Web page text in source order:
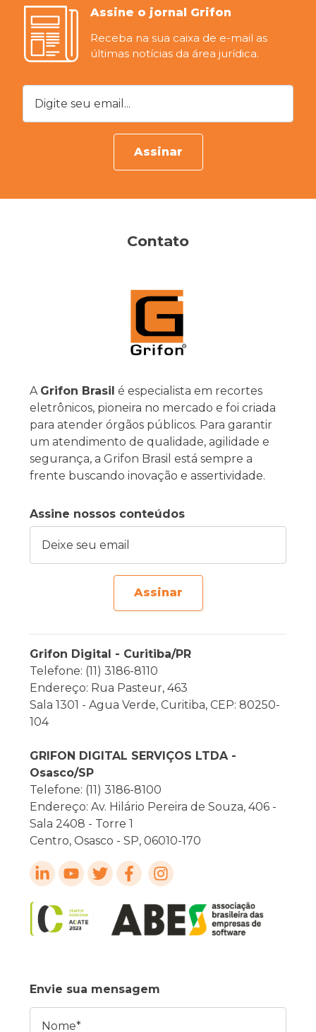
Assine o jornal Grifon
Receba na sua caixa de e-mail as
últimas notícias da área jurídica.
Digite seu email...
Assinar
Contato
A Grifon Brasil é especialista em recortes
eletrônicos, pioneira no mercado e foi criada
para atender órgãos públicos. Para garantir
um atendimento de qualidade, agilidade e
segurança, a Grifon Brasil está sempre a
frente buscando inovação e assertividade.
Assine nossos conteúdos
Assinar
Grifon Digital - Curitiba/PR
Telefone: (11) 3186-8110
Endereço: Rua Pasteur, 463
Sala 1301 - Agua Verde, Curitiba, CEP: 80250-
104
GRIFON DIGITAL SERVIÇOS LTDA -
Osasco/SP
Telefone: (11) 3186-8100
Endereço: Av. Hilário Pereira de Souza, 406 -
Sala 2408 - Torre 1
Centro, Osasco - SP, 06010-170
Envie sua mensagem